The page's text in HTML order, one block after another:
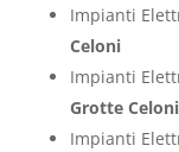
Impianti
Celoni
Impianti
Grotte Celoni
Impianti